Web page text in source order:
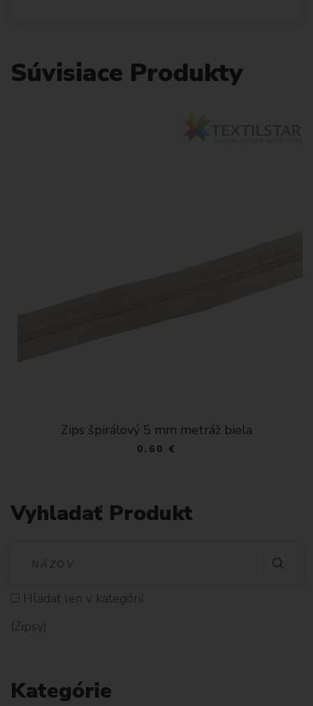
Súvisiace Produkty
Zips špirálový 5 mm metráž biela
0.60 €
Vyhladať Produkt
D
Hladať len v kategórií
(Zipsy)
Kategórie